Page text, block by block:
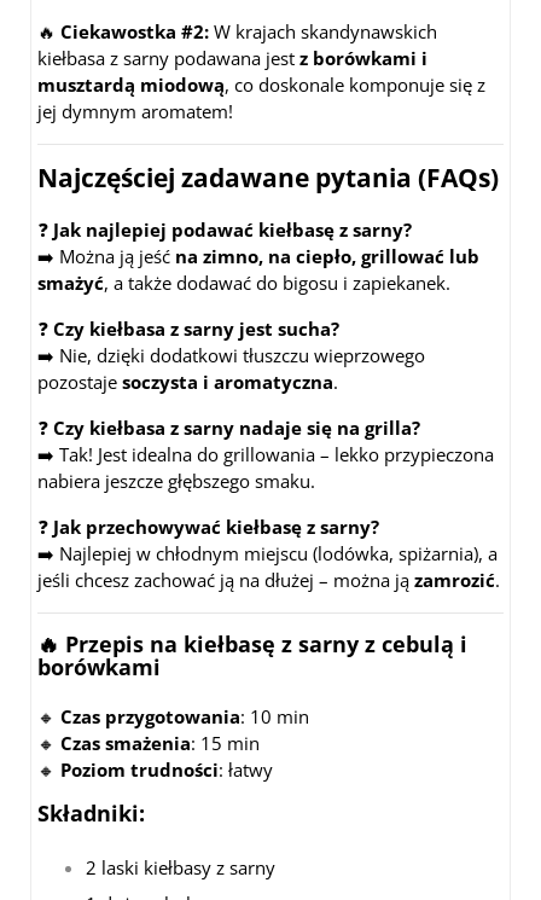
🔥 Ciekawostka #2: W krajach skandynawskich
kiełbasa z sarny podawana jest z borówkami i
musztardą miodową, co doskonale komponuje się z
jej dymnym aromatem!
Najczęściej zadawane pytania (FAQs)
❓ Jak najlepiej podawać kiełbasę z sarny?
➡️ Można ją jeść na zimno, na ciepło, grillować lub
smażyć, a także dodawać do bigosu i zapiekanek.
❓ Czy kiełbasa z sarny jest sucha?
➡️ Nie, dzięki dodatkowi tłuszczu wieprzowego
pozostaje soczysta i aromatyczna.
❓ Czy kiełbasa z sarny nadaje się na grilla?
➡️ Tak! Jest idealna do grillowania – lekko przypieczona
nabiera jeszcze głębszego smaku.
❓ Jak przechowywać kiełbasę z sarny?
➡️ Najlepiej w chłodnym miejscu (lodówka, spiżarnia), a
jeśli chcesz zachować ją na dłużej – można ją zamrozić.
🔥 Przepis na kiełbasę z sarny z cebulą i
borówkami
🔸 Czas przygotowania: 10 min
🔸 Czas smażenia: 15 min
🔸 Poziom trudności: łatwy
Składniki:
2 laski kiełbasy z sarny